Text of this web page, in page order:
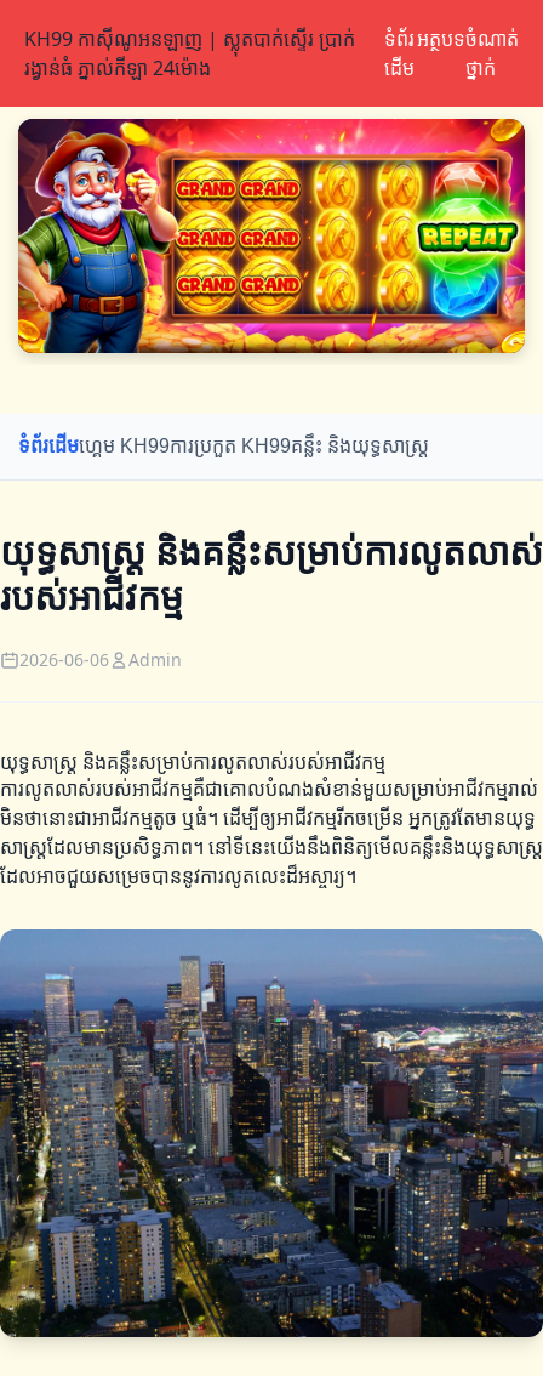
KH99 កាស៊ីណូអនឡាញ | ស្លុតបាក់ស្ទើរ ប្រាក់
រង្វាន់ធំ ភ្នាល់កីឡា 24ម៉ោង
ទំព័រ
ដើម
អត្ថបទចំណាត់
ថ្នាក់
ទំព័រដើមហ្គេម KH99ការប្រកួត KH99គន្លឹះ និងយុទ្ធសាស្ត្រ
យុទ្ធសាស្ត្រ និងគន្លឹះសម្រាប់ការលូតលាស់
របស់អាជីវកម្ម
2026-06-06 Admin
យុទ្ធសាស្ត្រ និងគន្លឹះសម្រាប់ការលូតលាស់របស់អាជីវកម្ម
ការលូតលាស់របស់អាជីវកម្មគឺជាគោលបំណងសំខាន់មួយសម្រាប់អាជីវកម្មរាល់
មិនថានោះជាអាជីវកម្មតូច ឬធំ។ ដើម្បីឲ្យអាជីវកម្មរីកចម្រើន អ្នកត្រូវតែមានយុទ្ធ
សាស្ត្រដែលមានប្រសិទ្ធភាព។ នៅទីនេះយើងនឹងពិនិត្យមើលគន្លឹះនិងយុទ្ធសាស្ត្រ
ដែលអាចជួយសម្រេចបាននូវការលូតលេះដ៏អស្ចារ្យ។